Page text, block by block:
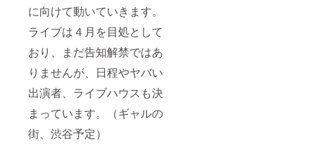
に向けて動いていきます。
ライブは４月を目処として
おり、まだ告知解禁ではあ
りませんが、日程やヤバい
出演者、ライブハウスも決
まっています。（ギャルの
街、渋谷予定）